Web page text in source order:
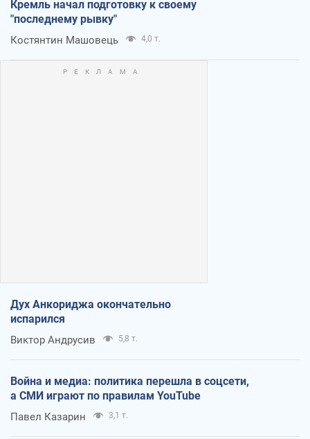
Кремль начал подготовку к своему
"последнему рывку"
Костянтин Машовець 4,0 т.
Дух Анкориджа окончательно
испарился
Виктор Андрусив 5,8 т.
Война и медиа: политика перешла в соцсети,
а СМИ играют по правилам YouTube
Павел Казарин 3,1 т.